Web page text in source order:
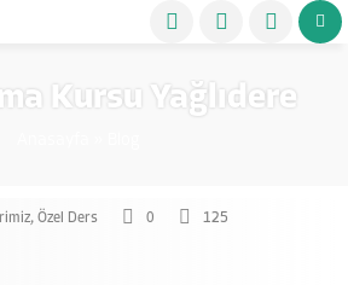
Kursu Yağlıdere
, Özel Ders 0 125